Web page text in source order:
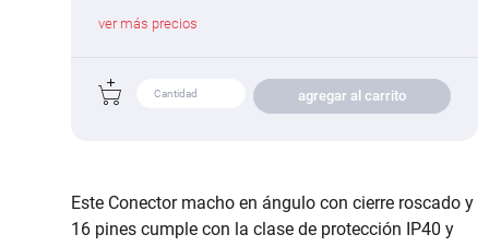
ver más precios
agregar al carrito
Este Conector macho en ángulo con cierre roscado y
16 pines cumple con la clase de protección IP40 y